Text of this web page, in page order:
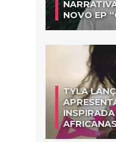
NOVO EP
TYLA